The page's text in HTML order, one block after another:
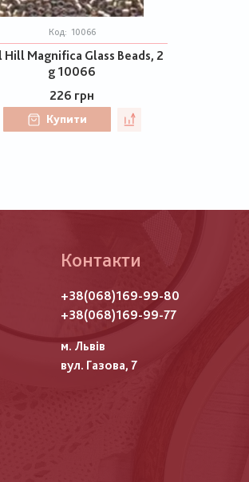
Код: 10066
Hill Magnifica Glass Beads, 2
g 10066
226 грн
Купити
Контакти
+38(068)169-99-80
+38(068)169-99-77
м. Львів
вул. Газова, 7